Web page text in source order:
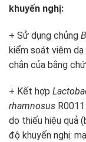
khuyến nghị:
+ Sử dụng chủng
kiểm soát viêm
chắn của bằng
+ Kết hợp
rhamnosus
do thiếu hiệu quả
độ khuyến nghị: